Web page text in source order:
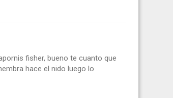
fisher, bueno te cuanto que
hace el nido luego lo